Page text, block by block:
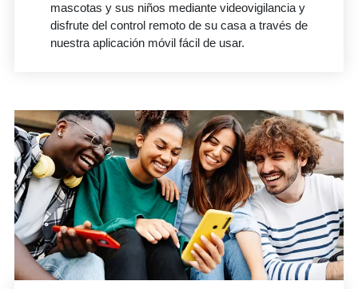
mascotas y sus niños mediante videovigilancia y
disfrute del control remoto de su casa a través de
nuestra aplicación móvil fácil de usar.